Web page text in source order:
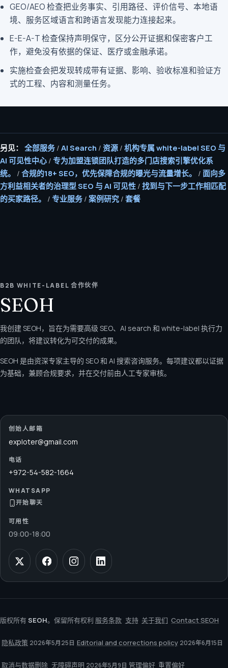
GEO/AEO 检查把业务事实、引用路径、评价信号、本地语
境、服务区域语言和跨语言发现能力连接起来。
E-E-A-T 检查保持声明保守，区分公开证据和保密客户工
作，避免没有依据的保证、医疗或金融承诺。
实施检查会把发现转成带有证据、影响、验收标准和验证方
式的工程、内容和测量任务。
另见： 全部服务 / AI Search / 资源 / 机构专属 white-label SEO 与
AI 可见性中心 / 专为加盟连锁团队打造的多门店搜索引擎优化系
统。
/ 合规的18+ SEO，优先保障合规的曝光与流量增长。 / 面向多
方利益相关者的治理型 SEO 与 AI 可见性 / 找到与下一步工作相匹配
的买家路径。
/ 专业服务 / 案例研究 / 套餐
B2B WHITE-LABEL 合作伙伴
SEOH
我创建 SEOH，旨在为需要高级 SEO、AI search 和 white-label 执行力
的团队，将建议转化为可交付的成果。
SEOH 是由资深专家主导的 SEO 和 AI 搜索咨询服务。每项建议都以证据
为基础，兼顾合规要求，并在交付前由人工专家审核。
创始人邮箱
exploter@gmail.com
电话
+972-54-582-1664
WHATSAPP
开始聊天
可用性
09:00-18:00
版权所有SEOH。保留所有权利 服务条款 支持 关于我们 Contact SEOH
隐私政策 2026年5月25日 Editorial and corrections policy 2026年6月15日
取消与数据删除 无障碍声明 2026年5月9日 管理偏好 重置偏好